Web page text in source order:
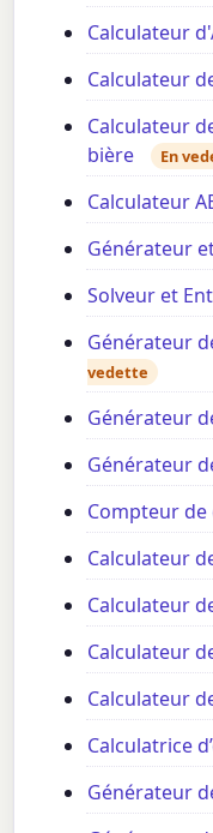
Calculateur
Calculateur
Calculateur
bière
En
Calculateur
Générateur
Solveur et
Générateur
vedette
Générateur
Générateur
Compteur
Calculateur
Calculateur
Calculateur
Calculateur
Calculatrice
Générateur